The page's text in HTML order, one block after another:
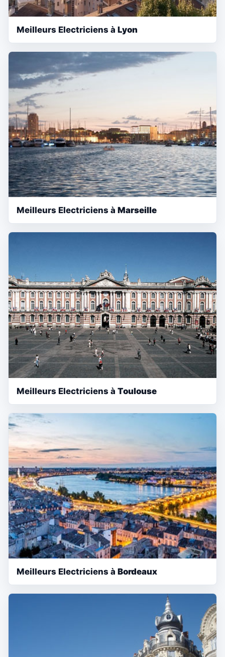
Meilleurs Electriciens à Lyon
Meilleurs Electriciens à Marseille
Meilleurs Electriciens à Toulouse
Meilleurs Electriciens à Bordeaux